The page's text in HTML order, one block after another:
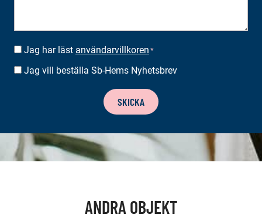
SUOSTUMUS *
Jag har läst användarvillkoren *
BESTÄLLA
Jag vill beställa Sb-Hems Nyhetsbrev
SKICKA
ANDRA OBJEKT